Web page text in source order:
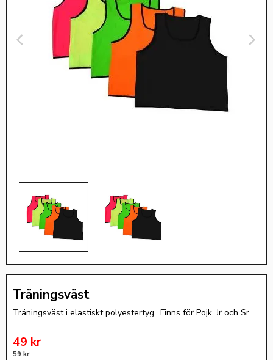
Träningsväst
Träningsväst i elastiskt polyestertyg.. Finns för Pojk, Jr och Sr.
Nedsatt pris:
49 kr
Ordinarie pris:
59kr